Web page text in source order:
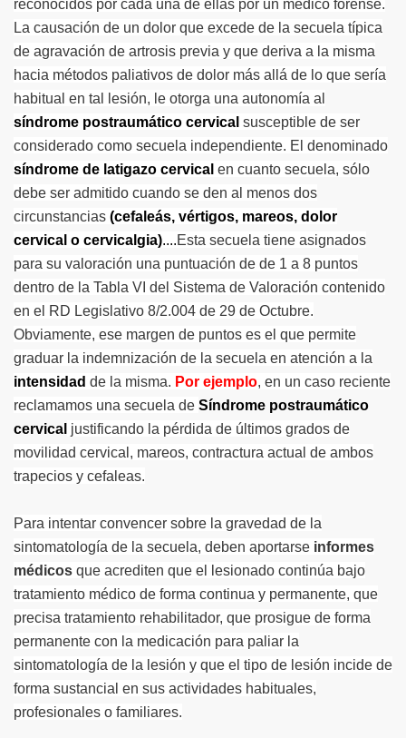
La causación de un dolor que excede de la secuela típica
de agravación de artrosis previa y que deriva a la misma
hacia métodos paliativos de dolor más allá de lo que sería
habitual en tal lesión, le otorga una autonomía al
síndrome postraumático cervical susceptible de ser
considerado como secuela independiente. El denominado
síndrome de latigazo cervical en cuanto secuela, sólo
debe ser admitido cuando se den al menos dos
circunstancias (cefaleás, vértigos, mareos, dolor
cervical o cervicalgia)
Esta secuela tiene asignados
para su valoración una puntuación de de 1 a 8 puntos
dentro de la Tabla VI del Sistema de Valoración contenido
en el RD Legislativo 8/2.004 de 29 de Octubre.
Obviamente, ese margen de puntos es el que permite
graduar la indemnización de la secuela en atención a la
intensidad de la misma. Por ejemplo , en un caso reciente
reclamamos una secuela de Síndrome postraumático
cervical justificando la pérdida de últimos grados de
movilidad cervical, mareos, contractura actual de ambos
trapecios y cefaleas.
Para intentar convencer sobre la gravedad de la
sintomatología de la secuela, deben aportarse informes
médicos que acrediten que el lesionado continúa bajo
tratamiento médico de forma continua y permanente, que
precisa tratamiento rehabilitador, que prosigue de forma
permanente con la medicación para paliar la
sintomatología de la lesión y que el tipo de lesión incide de
forma sustancial en sus actividades habituales,
profesionales o familiares.